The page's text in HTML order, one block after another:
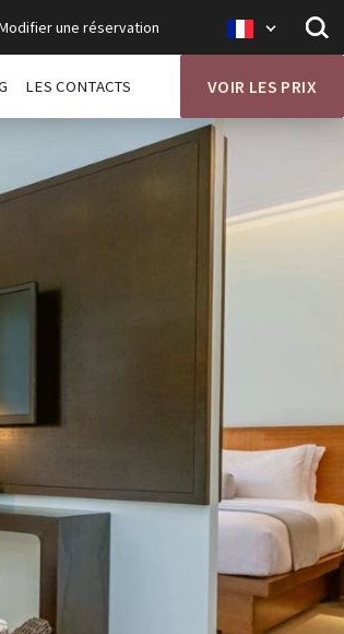
une réservation
Savoy
fr
LES CONTACTS VOIR LES PRIX